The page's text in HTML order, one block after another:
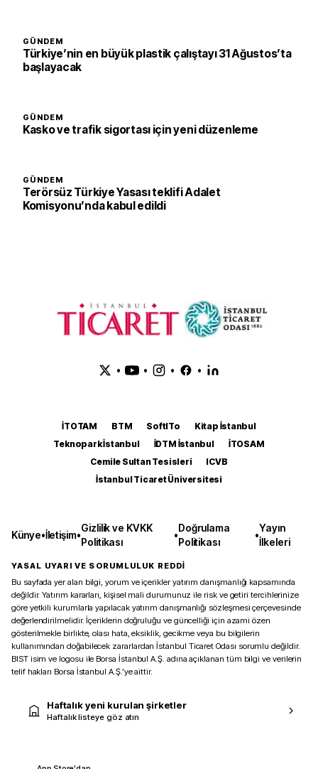
GÜNDEM
Türkiye’nin en büyük plastik çalıştayı 31 Ağustos’ta
başlayacak
GÜNDEM
Kasko ve trafik sigortası için yeni düzenleme
GÜNDEM
Terörsüz Türkiye Yasası teklifi Adalet
Komisyonu’nda kabul edildi
• • • •
İTOTAM BTM SoftITo
Kitap İstanbul
Teknopark İstanbul
İDTM İstanbul
İTOSAM
Cemile Sultan Tesisleri
ICVB
İstanbul Ticaret Üniversitesi
Künye•İletişim•
Gizlilik ve KVKK
Politikası
•
Doğrulama
Politikası
•
Yayın
İlkeleri
YASAL UYARI VE SORUMLULUK REDDİ
Bu sayfada yer alan bilgi, yorum ve içerikler yatırım danışmanlığı kapsamında
değildir. Yatırım kararları, kişisel mali durumunuz ile risk ve getiri tercihlerinize
göre yetkili kurumlarla yapılacak yatırım danışmanlığı sözleşmesi çerçevesinde
değerlendirilmelidir. İçeriklerin doğruluğu ve güncelliği için azami özen
gösterilmekle birlikte, olası hata, eksiklik, gecikme veya bu bilgilerin
kullanımından doğabilecek zararlardan İstanbul Ticaret Odası sorumlu değildir.
BIST isim ve logosu ile Borsa İstanbul A.Ş. adına açıklanan tüm bilgi ve verilerin
telif hakları Borsa İstanbul A.Ş.’ye aittir.
Haftalık yeni kurulan şirketler
Haftalık listeye göz atın